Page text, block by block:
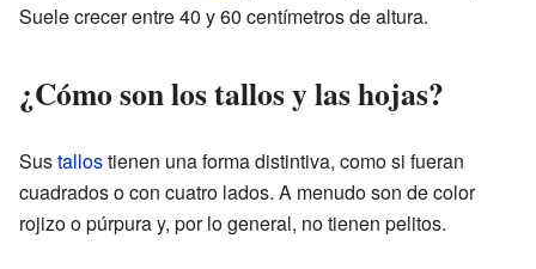
Suele crecer entre 40 y 60 centímetros de altura.
¿Cómo son los tallos y las hojas?
Sustallostienen una forma distintiva, como si fueran
cuadrados o con cuatro lados. A menudo son de color
rojizo o púrpura y, por lo general, no tienen pelitos.